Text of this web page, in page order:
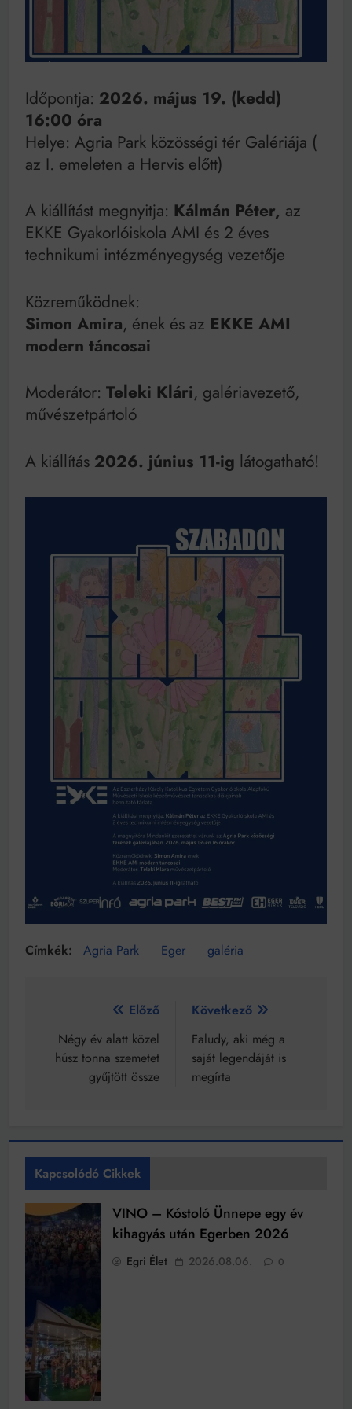
Mindenki a világot akarja uralni – de nem csak a 80-
as években
Bitumenes lapostetők: a bevált technológia akkor
működik, ha jól van felújítva
Időpontja: 2026. május 19. (kedd)
16:00 óra
Helye: Agria Park közösségi tér Galériája (
az I. emeleten a Hervis előtt)
A kiállítást megnyitja: Kálmán Péter, az
EKKE Gyakorlóiskola AMI és 2 éves
technikumi intézményegység vezetője
Közreműködnek:
Simon Amira, ének és az EKKE AMI
modern táncosai
Moderátor: Teleki Klári, galériavezető,
művészetpártoló
A kiállítás 2026. június 11-ig látogatható!
Agria Park Eger galéria
Bejegyzés
navigáció
Előző
Négy év alatt közel
húsz tonna szemetet
gyűjtött össze
Következő
Faludy, aki még a
saját legendáját is
megírta
Kapcsolódó Cikkek
VINO – Kóstoló Ünnepe egy év
kihagyás után Egerben 2026
Egri Élet 2026.08.06. 0